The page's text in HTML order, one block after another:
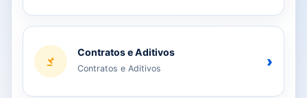
Contratos e Aditivos
Contratos e Aditivos ›